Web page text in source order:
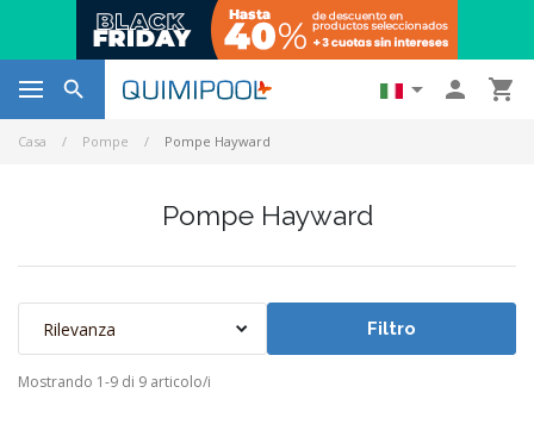
   
Casa Pompe Pompe Hayward
Pompe Hayward
Rilevanza Filtro
Mostrando 1-9 di 9 articolo/i